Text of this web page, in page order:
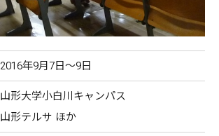
2016年9月7日〜9日
山形大学小白川キャンパス
山形テルサ ほか